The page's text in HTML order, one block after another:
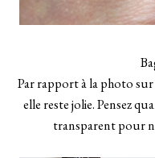
Par rapport à la photo
elle reste jolie. Pensez
transparent pour